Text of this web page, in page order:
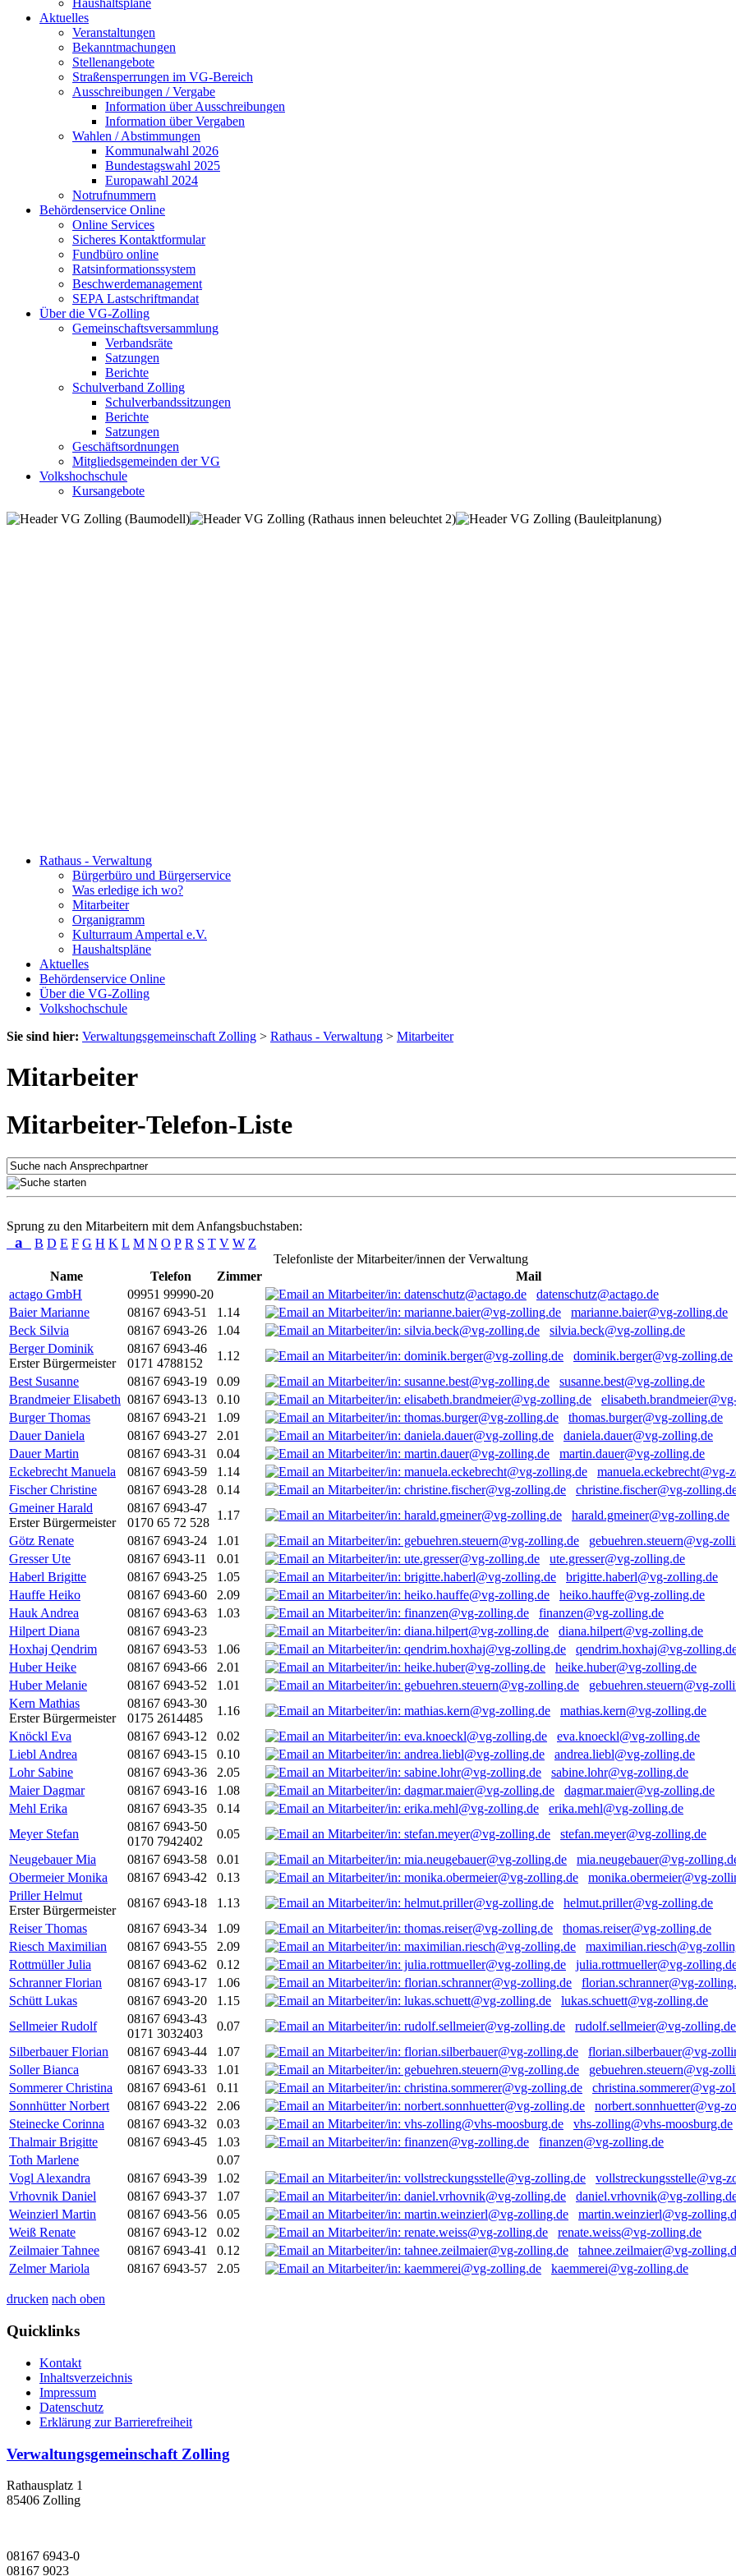
Haushaltspläne
Aktuelles
Veranstaltungen
Bekanntmachungen
Stellenangebote
Straßensperrungen im VG-Bereich
Ausschreibungen / Vergabe
Information über Ausschreibungen
Information über Vergaben
Wahlen / Abstimmungen
Kommunalwahl 2026
Bundestagswahl 2025
Europawahl 2024
Notrufnummern
Behördenservice Online
Online Services
Sicheres Kontaktformular
Fundbüro online
Ratsinformationssystem
Beschwerdemanagement
SEPA Lastschriftmandat
Über die VG-Zolling
Gemeinschaftsversammlung
Verbandsräte
Satzungen
Berichte
Schulverband Zolling
Schulverbandssitzungen
Berichte
Satzungen
Geschäftsordnungen
Mitgliedsgemeinden der VG
Volkshochschule
Kursangebote
Rathaus - Verwaltung
Bürgerbüro und Bürgerservice
Was erledige ich wo?
Mitarbeiter
Organigramm
Kulturraum Ampertal e.V.
Haushaltspläne
Aktuelles
Behördenservice Online
Über die VG-Zolling
Volkshochschule
Sie sind hier: Verwaltungsgemeinschaft Zolling > Rathaus - Verwaltung > Mitarbeiter
Mitarbeiter
Mitarbeiter-Telefon-Liste
Sprung zu den Mitarbeitern mit dem Anfangsbuchstaben:
a B D E F G H K L M N O P R S T V W Z
Telefonliste der Mitarbeiter/innen der Verwaltung
Name
Telefon Zimmer
Mail
actago GmbH
09951 99990-20
datenschutz@actago.de
Baier Marianne
08167 6943-51 1.14
marianne.baier@vg-zolling.de
Beck Silvia
08167 6943-26 1.04
silvia.beck@vg-zolling.de
Berger Dominik
Erster Bürgermeister
08167 6943-46
0171 4788152
1.12
dominik.berger@vg-zolling.de
Best Susanne
08167 6943-19 0.09
susanne.best@vg-zolling.de
Brandmeier Elisabeth 08167 6943-13 0.10
Burger Thomas
08167 6943-21 1.09
thomas.burger@vg-zolling.de
Dauer Daniela
08167 6943-27 2.01
daniela.dauer@vg-zolling.de
Dauer Martin
08167 6943-31 0.04
martin.dauer@vg-zolling.de
Eckebrecht Manuela
08167 6943-59 1.14
manuela.eckebrecht@vg-
Fischer Christine
08167 6943-28 0.14
christine.fischer@vg-
Gmeiner Harald
Erster Bürgermeister
08167 6943-47
0170 65 72 528
1.17
harald.gmeiner@vg-zolling.de
Götz Renate
08167 6943-24 1.01
gebuehren.steuern@vg-
Gresser Ute
08167 6943-11 0.01
ute.gresser@vg-zolling.de
Haberl Brigitte
08167 6943-25 1.05
brigitte.haberl@vg-zolling.de
Hauffe Heiko
08167 6943-60 2.09
heiko.hauffe@vg-zolling.de
Hauk Andrea
08167 6943-63 1.03
finanzen@vg-zolling.de
Hilpert Diana
08167 6943-23
diana.hilpert@vg-zolling.de
Hoxhaj Qendrim
08167 6943-53 1.06
qendrim.hoxhaj@vg-
Huber Heike
08167 6943-66 2.01
heike.huber@vg-zolling.de
Huber Melanie
08167 6943-52 1.01
gebuehren.steuern@vg-
Kern Mathias
Erster Bürgermeister
08167 6943-30
0175 2614485
1.16
mathias.kern@vg-zolling.de
Knöckl Eva
08167 6943-12 0.02
eva.knoeckl@vg-zolling.de
Liebl Andrea
08167 6943-15 0.10
andrea.liebl@vg-zolling.de
Lohr Sabine
08167 6943-36 2.05
sabine.lohr@vg-zolling.de
Maier Dagmar
08167 6943-16 1.08
dagmar.maier@vg-zolling.de
Mehl Erika
08167 6943-35 0.14
erika.mehl@vg-zolling.de
Meyer Stefan
08167 6943-50
0170 7942402
0.05
stefan.meyer@vg-zolling.de
Neugebauer Mia
08167 6943-58 0.01
mia.neugebauer@vg-
Obermeier Monika
08167 6943-42 0.13
monika.obermeier@vg-
Priller Helmut
Erster Bürgermeister
08167 6943-18 1.13
helmut.priller@vg-zolling.de
Reiser Thomas
08167 6943-34 1.09
thomas.reiser@vg-zolling.de
Riesch Maximilian
08167 6943-55 2.09
maximilian.riesch@vg-
Rottmüller Julia
08167 6943-62 0.12
julia.rottmueller@vg-
Schranner Florian
08167 6943-17 1.06
florian.schranner@vg-
Schütt Lukas
08167 6943-20 1.15
lukas.schuett@vg-zolling.de
Sellmeier Rudolf
08167 6943-43
0171 3032403
0.07
rudolf.sellmeier@vg-zolling.de
Silberbauer Florian
08167 6943-44 1.07
florian.silberbauer@vg-
Soller Bianca
08167 6943-33 1.01
gebuehren.steuern@vg-
Sommerer Christina
08167 6943-61 0.11
christina.sommerer@vg-
Sonnhütter Norbert
08167 6943-22 2.06
norbert.sonnhuetter@vg-
Steinecke Corinna
08167 6943-32 0.03
vhs-zolling@vhs-moosburg.de
Thalmair Brigitte
08167 6943-45 1.03
finanzen@vg-zolling.de
Toth Marlene
0.07
Vogl Alexandra
08167 6943-39 1.02
vollstreckungsstelle@vg-
Vrhovnik Daniel
08167 6943-37 1.07
daniel.vrhovnik@vg-
Weinzierl Martin
08167 6943-56 0.05
martin.weinzierl@vg-
Weiß Renate
08167 6943-12 0.02
renate.weiss@vg-zolling.de
Zeilmaier Tahnee
08167 6943-41 0.12
tahnee.zeilmaier@vg-
Zelmer Mariola
08167 6943-57 2.05 kaemmerei@vg-zolling.de
drucken nach oben
Quicklinks
Kontakt
Inhaltsverzeichnis
Impressum
Datenschutz
Erklärung zur Barrierefreiheit
Verwaltungsgemeinschaft Zolling
Rathausplatz 1
85406 Zolling
08167 6943-0
08167 9023